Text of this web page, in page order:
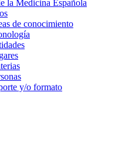
la Medicina Española
de conocimiento
y/o formato